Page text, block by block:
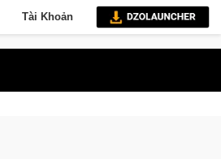
Tài Khoản